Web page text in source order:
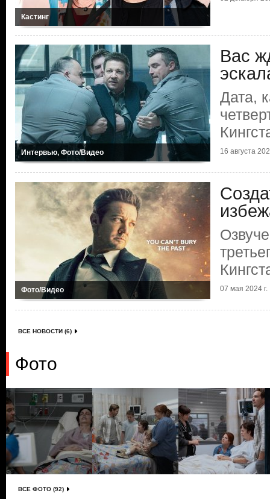
Кастинг
Интервью, Фото/Видео
Вас
Дата,
16 августа
Фото/Видео 07 мая 2024 г.
ВСЕ НОВОСТИ (6)
Фото
ВСЕ ФОТО (92)